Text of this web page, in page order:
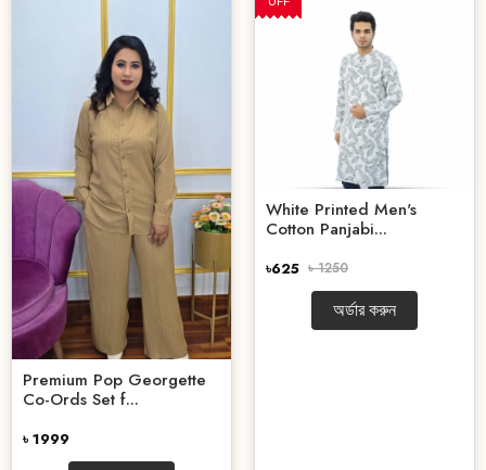
Premium Pop Georgette
Co-Ords Set f...
৳ 1999
White Printed Men's
Cotton Panjabi...
৳625 ৳ 1250
অর্ডার করুন